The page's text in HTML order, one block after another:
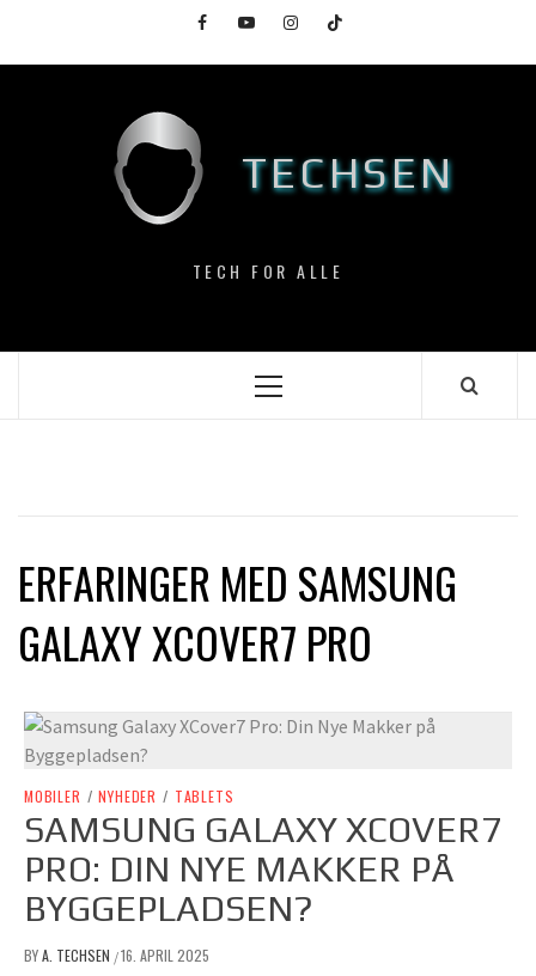
content
FacebookYouTubeInstagramTikTok
TECHSEN
TECH FOR ALLE
Primary
ERFARINGER MED SAMSUNG
GALAXY XCOVER7 PRO
MOBILER / NYHEDER / TABLETS
SAMSUNG GALAXY XCOVER7
PRO: DIN NYE MAKKER PÅ
BYGGEPLADSEN?
BYA. TECHSEN /16. APRIL 2025